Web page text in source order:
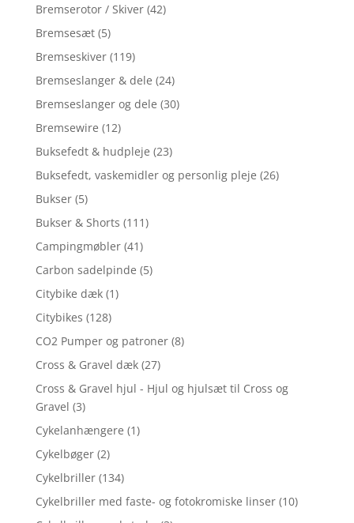
Bremserotor / Skiver (42)
Bremsesæt (5)
Bremseskiver (119)
Bremseslanger & dele (24)
Bremseslanger og dele (30)
Bremsewire (12)
Buksefedt & hudpleje (23)
Buksefedt, vaskemidler og personlig pleje (26)
Bukser (5)
Bukser & Shorts (111)
Campingmøbler (41)
Carbon sadelpinde (5)
Citybike dæk (1)
Citybikes (128)
CO2 Pumper og patroner (8)
Cross & Gravel dæk (27)
Cross & Gravel hjul - Hjul og hjulsæt til Cross og
Gravel (3)
Cykelanhængere (1)
Cykelbøger (2)
Cykelbriller (134)
Cykelbriller med faste- og fotokromiske linser (10)